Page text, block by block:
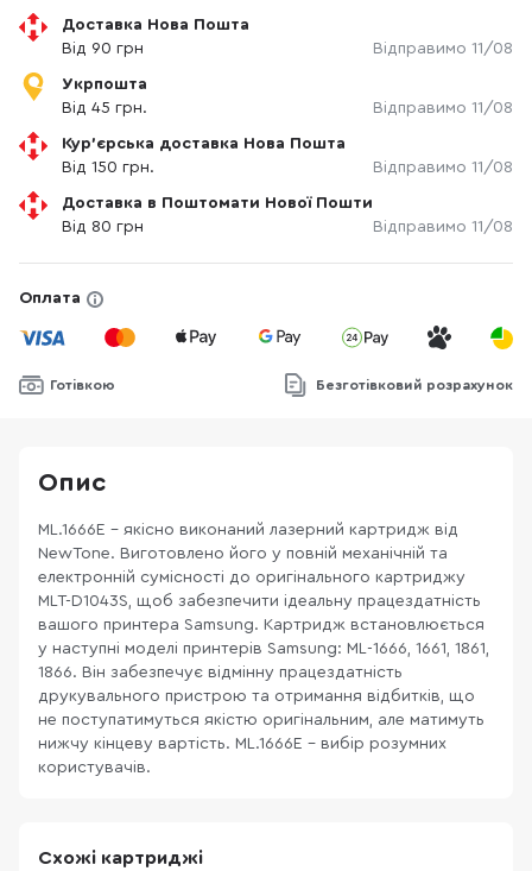
Доставка Нова Пошта
Від 90 грн
Відправимо 11/08
Укрпошта
Від 45 грн.
Відправимо 11/08
Кур'єрська доставка Нова Пошта
Від 150 грн.
Відправимо 11/08
Доставка в Поштомати Нової Пошти
Від 80 грн
Відправимо 11/08
Оплата
Готівкою Безготівковий розрахунок
Опис
ML.1666E - якісно виконаний лазерний картридж від
NewTone. Виготовлено його у повній механічній та
електронній сумісності до оригінального картриджу
MLT-D1043S, щоб забезпечити ідеальну працездатність
вашого принтера Samsung. Картридж встановлюється
у наступні моделі принтерів Samsung: ML-1666, 1661, 1861,
1866. Він забезпечує відмінну працездатність
друкувального пристрою та отримання відбитків, що
не поступатимуться якістю оригінальним, але матимуть
нижчу кінцеву вартість. ML.1666E – вибір розумних
користувачів.
Схожі картриджі